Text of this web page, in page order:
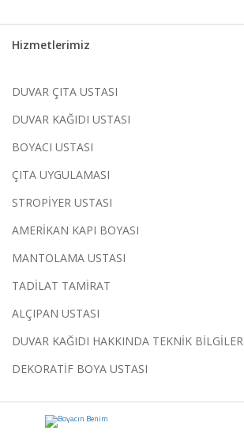
Hizmetlerimiz
DUVAR ÇITA USTASI
DUVAR KAĞIDI USTASI
BOYACI USTASI
ÇITA UYGULAMASI
STROPİYER USTASI
AMERİKAN KAPI BOYASI
MANTOLAMA USTASI
TADİLAT TAMİRAT
ALÇIPAN USTASI
DUVAR KAĞIDI HAKKINDA TEKNİK BİLGİLER
DEKORATİF BOYA USTASI